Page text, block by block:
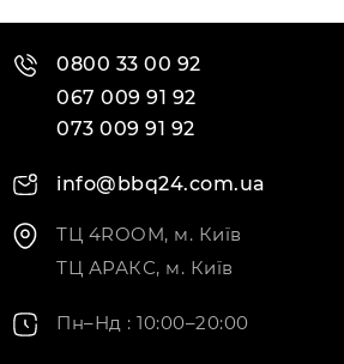
0800 33 00 92
067 009 91 92
073 009 91 92
info@bbq24.com.ua
ТЦ 4ROOM, м. Київ
ТЦ АРАКС, м. Київ
Пн–Нд : 10:00–20:00